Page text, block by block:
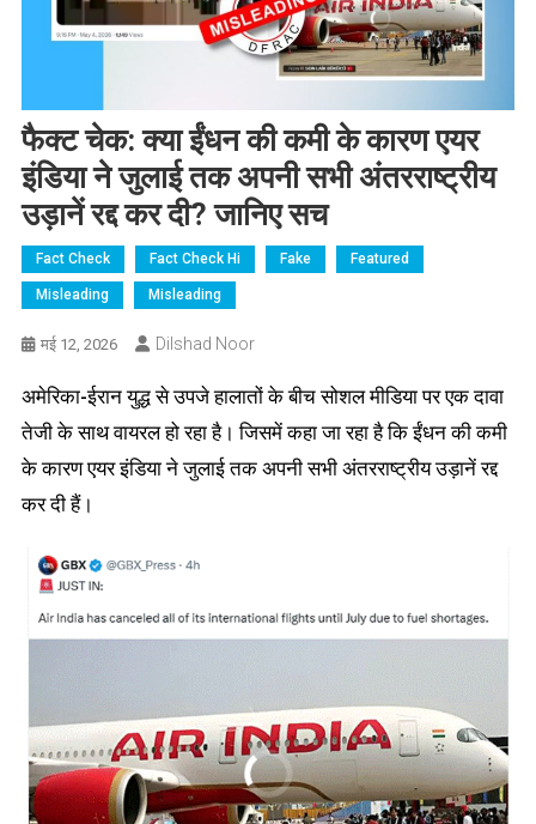
फैक्ट चेक: क्या ईंधन की कमी के कारण एयर
इंडिया ने जुलाई तक अपनी सभी अंतरराष्ट्रीय
उड़ानें रद्द कर दी? जानिए सच
Fact Check Fact Check Hi Fake Featured
Misleading Misleading
मई 12, 2026 Dilshad Noor
अमेरिका-ईरान युद्ध से उपजे हालातों के बीच सोशल मीडिया पर एक दावा
तेजी के साथ वायरल हो रहा है। जिसमें कहा जा रहा है कि ईंधन की कमी
के कारण एयर इंडिया ने जुलाई तक अपनी सभी अंतरराष्ट्रीय उड़ानें रद्द
कर दी हैं।